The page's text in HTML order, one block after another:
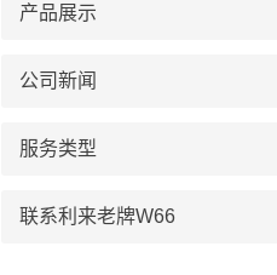
产品展示
公司新闻
服务类型
联系利来老牌W66